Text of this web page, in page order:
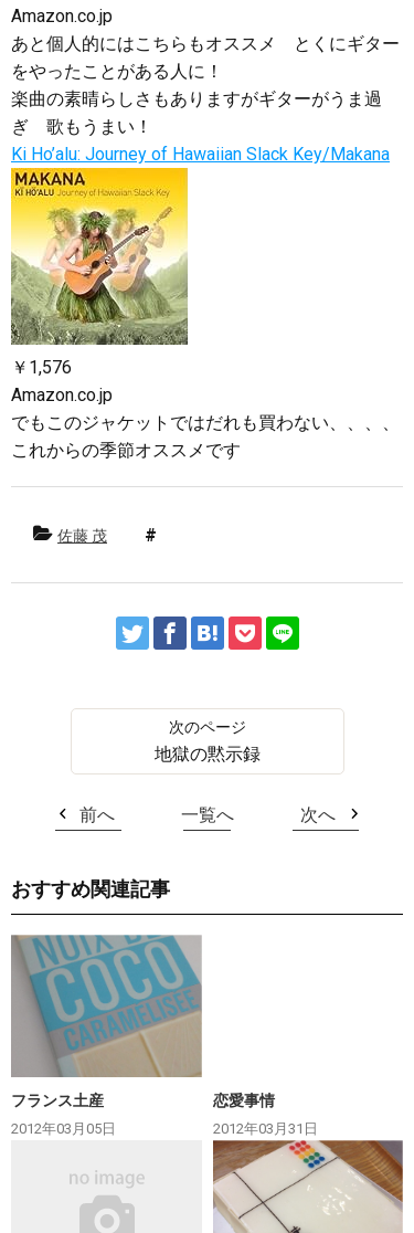
Amazon.co.jp
あと個人的にはこちらもオススメ とくにギター
をやったことがある人に！
楽曲の素晴らしさもありますがギターがうま過
ぎ 歌もうまい！
Ki Ho’alu: Journey of Hawaiian Slack Key/Makana
￥1,576
Amazon.co.jp
でもこのジャケットではだれも買わない、、、、
これからの季節オススメです
佐藤 茂
地獄の黙示録
前へ 一覧へ 次へ
おすすめ関連記事
フランス土産
2012年03月05日
恋愛事情
2012年03月31日